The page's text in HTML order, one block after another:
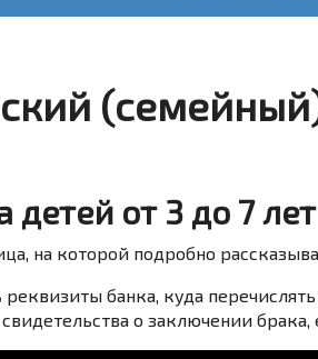
детей от 3 до 7 лет
на которой подробно
банка, куда
о заключении брака,